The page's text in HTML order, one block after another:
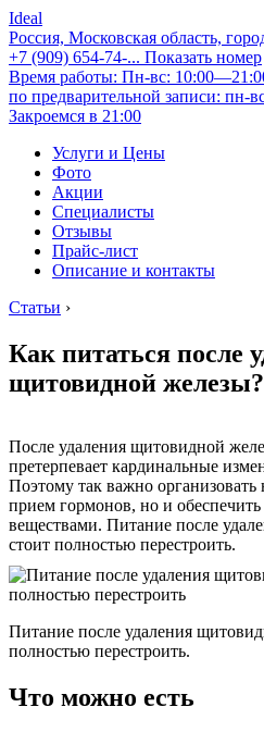
Ideal
Россия, Московская область,
+7 (909) 654-74-... Показать номер
Время работы: Пн-вс:
по предварительной записи: пн-
Закроемся в 21:00
Услуги и Цены
Фото
Акции
Специалисты
Отзывы
Прайс-лист
Описание и контакты
Статьи ›
Как питаться после
щитовидной железы?
После удаления щитовидной
претерпевает кардинальные
Поэтому так важно организовать
прием гормонов, но и
веществами. Питание после
стоит полностью перестроить.
Питание после удаления
полностью перестроить.
Что можно есть